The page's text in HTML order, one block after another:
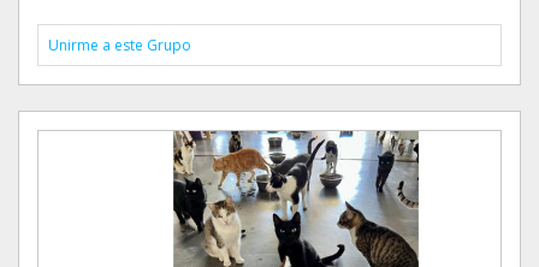
Unirme a este Grupo